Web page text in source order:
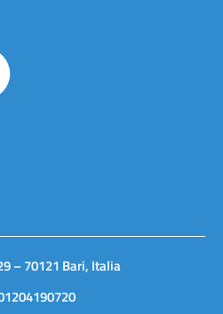
– 70121 Bari, Italia